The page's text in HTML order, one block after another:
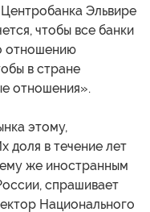
Эльвире
чтобы все банки
отношению
в стране
отношения».
этому,
доля в течение лет
же иностранным
спрашивает
Национального